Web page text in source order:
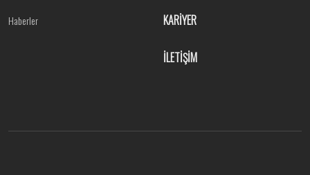
Haberler KARİYER
İLETİŞİM